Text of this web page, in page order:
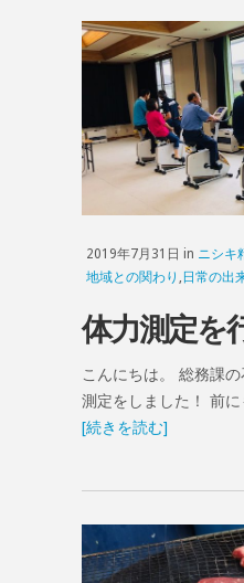
2019年7月31日 in ニシキ
地域との関わり 日常の出
体力測定を
こんにちは。 総務課
測定をしました！ 前
[続きを読む]